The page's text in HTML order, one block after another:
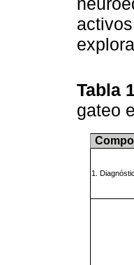
Tabla
gateo
1.